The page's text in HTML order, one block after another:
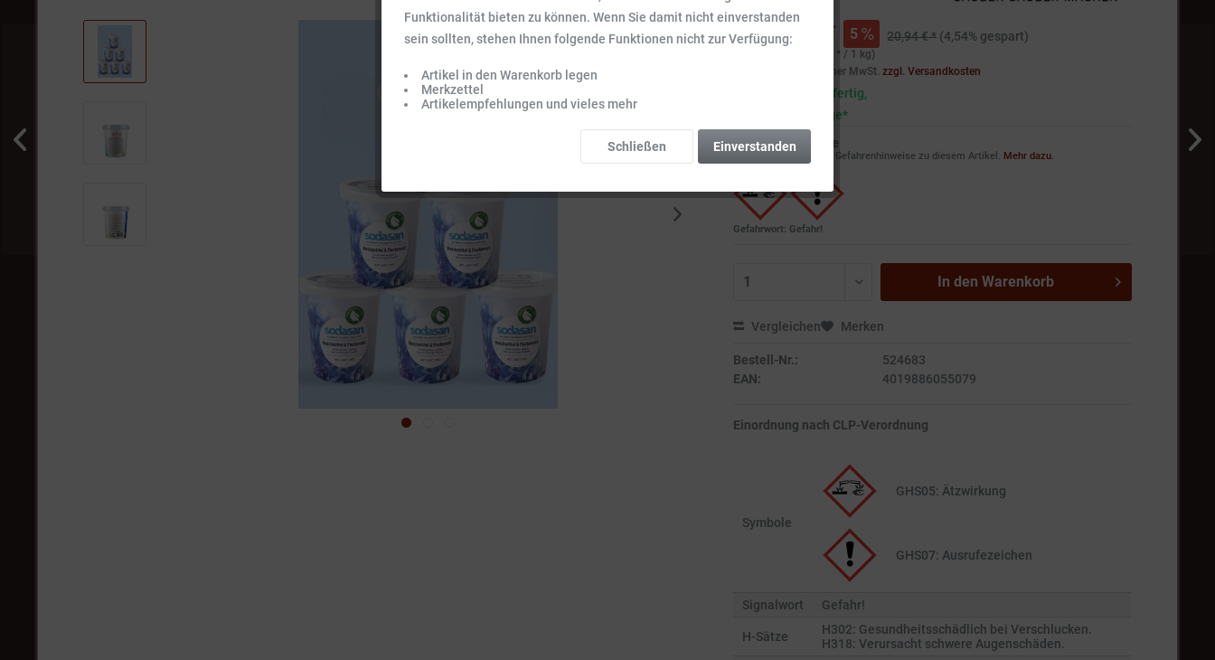
19,99 € * 5 20,94 € * (4,54% gespart)
2.7 kg (7,40 € * / 1 kg)
Preise inkl. gesetzlicher MwSt.zzgl. Versandkosten
Sofort versandfertig,
Lieferzeit 3-5 Tage*
Gefahrenhinweise
Bitte beachten Sie die Gefahrenhinweise zu diesem Artikel. Mehr dazu.
Gefahrwort: Gefahr!
In den Warenkorb
Vergleichen Merken
Bestell-Nr.:
524683
EAN:
4019886055079
Einordnung nach CLP-Verordnung
Symbole
GHS05: Ätzwirkung
GHS07: Ausrufezeichen
Signalwort Gefahr!
H-Sätze
H302: Gesundheitsschädlich bei Verschlucken.
H318: Verursacht schwere Augenschäden.
Funktionalität bieten zu können. Wenn Sie damit nicht einverstanden
sein sollten, stehen Ihnen folgende Funktionen nicht zur Verfügung:
Artikel in den Warenkorb legen
Merkzettel
Artikelempfehlungen und vieles mehr
Einverstanden
Schließen